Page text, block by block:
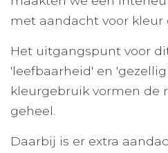
met aandacht voor kleur
Het uitgangspunt voor
'leefbaarheid' en
kleurgebruik vormen de
geheel.
Daarbij is er extra